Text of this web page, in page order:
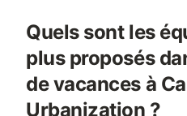
Quels sont les
plus proposés
de vacances à
Urbanization ?